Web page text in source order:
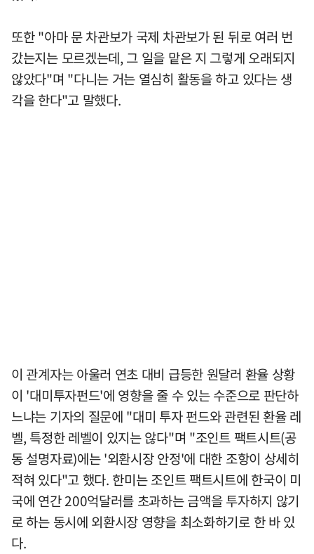
또한 "아마 문 차관보가 국제 차관보가 된 뒤로 여러 번
갔는지는 모르겠는데, 그 일을 맡은 지 그렇게 오래되지
않았다"며 "다니는 거는 열심히 활동을 하고 있다는 생
각을 한다"고 말했다.
이 관계자는 아울러 연초 대비 급등한 원달러 환율 상황
이 '대미투자펀드'에 영향을 줄 수 있는 수준으로 판단하
느냐는 기자의 질문에 "대미 투자 펀드와 관련된 환율 레
벨, 특정한 레벨이 있지는 않다"며 "조인트 팩트시트(공
동 설명자료)에는 '외환시장 안정'에 대한 조항이 상세히
적혀 있다"고 했다. 한미는 조인트 팩트시트에 한국이 미
국에 연간 200억달러를 초과하는 금액을 투자하지 않기
로 하는 동시에 외환시장 영향을 최소화하기로 한 바 있
다.